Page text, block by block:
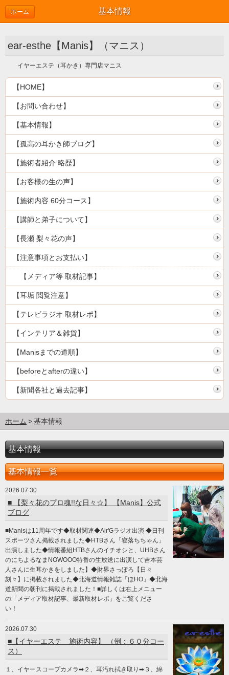
基本情報
ホーム
ear-esthe【Manis】（マニス）
イヤーエステ（耳かき）専門店マニス
【HOME】
【お問い合わせ】
【基本情報】
【孤高の耳かき師ブログ】
【施術者紹介 略歴】
【お客様の生の声】
【施術内容 60分コース】
【講師と弟子について】
【長瀬 梨々花の声】
【注意事項とお支払い】
【メディア等 取材記事】
【耳垢 閲覧注意】
【テレビラジオ 取材レポ】
【インテリア＆雑貨】
【Manisまでの道順】
【beforeとafterの違い】
【新聞各社と過去記事】
ホーム 基本情報
基本情報
基本情報一覧
2026.07.30
■ 【梨々花のプロ魂!!な日々☆】 【Manis】公式
ブログ
■Manisは11周年です◆取材関連◆Air'Gラジオ出演 ◆日刊
スポーツさん掲載されました◆HTBさん「寝落ちちゃん」
出演しました◆情報番組HTBさんのイチオシと、UHBさん
のにちよるなまNOWOOO特番の生放送に出演して吉本芸
人さんに生耳かきをしました】◆財界さっぽろ【日々
刻々】に掲載されました◆北海道情報雑誌「ほHO」◆北海
道新聞の朝刊に掲載されました！■詳しくは右上メニュー
の「メディア取材記事、最新取材レポ」をご覧くださ
い！
2026.07.30
■【イヤーエステ 施術内容】 （例：６０分コー
ス）
１、イヤースコープカメラ➡２、耳汚れ拭き取り➡３、綿